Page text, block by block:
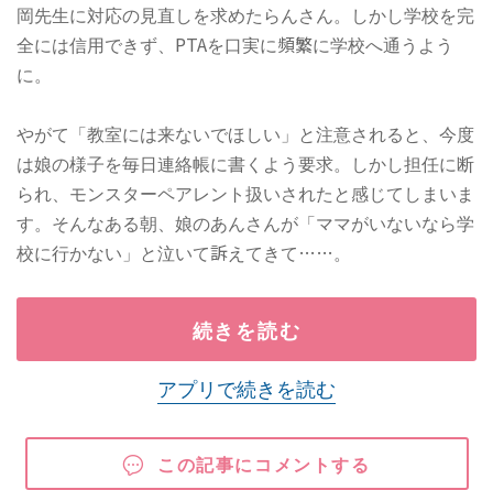
岡先生に対応の見直しを求めたらんさん。しかし学校を完
全には信用できず、PTAを口実に頻繁に学校へ通うよう
に。
やがて「教室には来ないでほしい」と注意されると、今度
は娘の様子を毎日連絡帳に書くよう要求。しかし担任に断
られ、モンスターペアレント扱いされたと感じてしまいま
す。そんなある朝、娘のあんさんが「ママがいないなら学
校に行かない」と泣いて訴えてきて……。
続きを読む
アプリで続きを読む
この記事にコメントする